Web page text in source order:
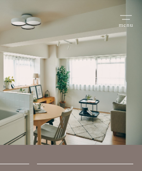
menu